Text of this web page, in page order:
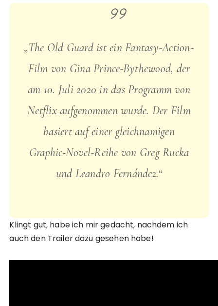
„The Old Guard ist ein Fantasy-Action-
Film von Gina Prince-Bythewood, der
am 10. Juli 2020 in das Programm von
Netflix aufgenommen wurde. Der Film
basiert auf einer gleichnamigen
Graphic-Novel-Reihe von Greg Rucka
und Leandro Fernández.“
Klingt gut, habe ich mir gedacht, nachdem ich
auch den Trailer dazu gesehen habe!